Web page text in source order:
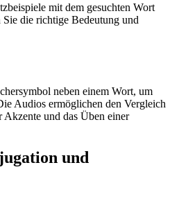
mit dem gesuchten Wort
die richtige Bedeutung und
neben einem Wort, um
Audios ermöglichen den Vergleich
Akzente und das Üben einer
und